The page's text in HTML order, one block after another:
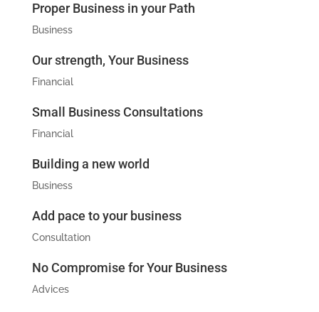
Proper Business in your Path
Business
Our strength, Your Business
Financial
Small Business Consultations
Financial
Building a new world
Business
Add pace to your business
Consultation
No Compromise for Your Business
Advices